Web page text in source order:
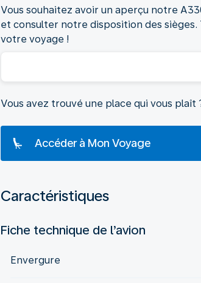
Vous souhaitez avoir un aperçu notre
et consulter notre disposition des
votre voyage !
Vous avez trouvé une place qui vous
Accéder à Mon Voyage
Caractéristiques
Fiche technique de l’avion
Envergure